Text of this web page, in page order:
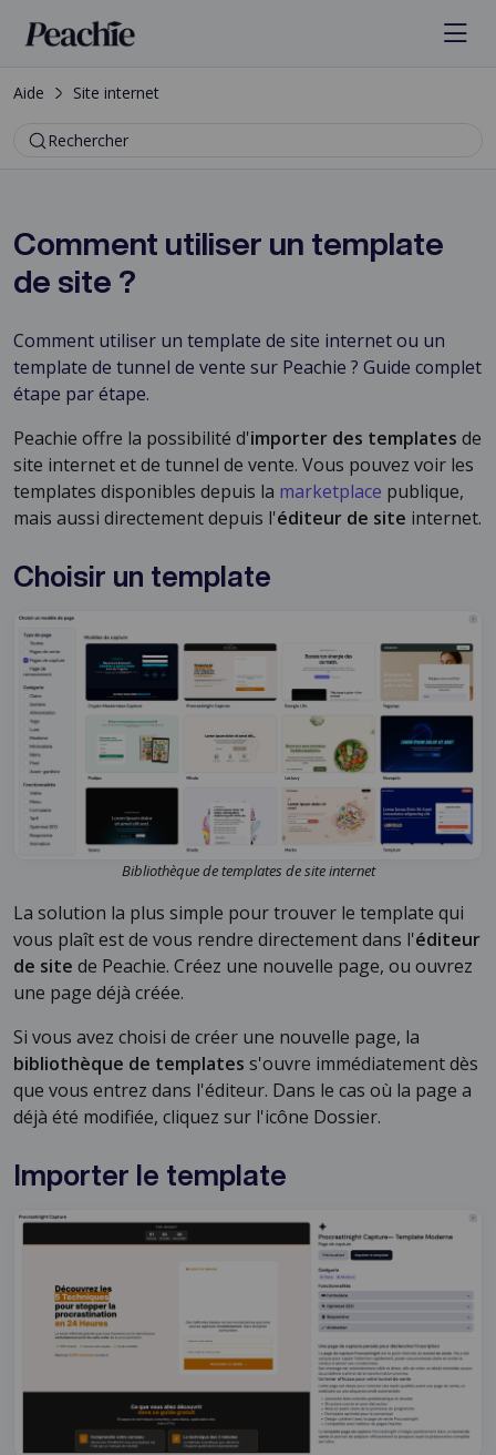
Aide Site internet
Rechercher
Comment utiliser un template
de site ?
Comment utiliser un template de site internet ou un
template de tunnel de vente sur Peachie ? Guide complet
étape par étape.
Peachie offre la possibilité d'importer des templates de
site internet et de tunnel de vente. Vous pouvez voir les
templates disponibles depuis la marketplace publique,
mais aussi directement depuis l'éditeur de site internet.
Choisir un template
Bibliothèque de templates de site internet
La solution la plus simple pour trouver le template qui
vous plaît est de vous rendre directement dans l'éditeur
de site de Peachie. Créez une nouvelle page, ou ouvrez
une page déjà créée.
Si vous avez choisi de créer une nouvelle page, la
bibliothèque de templates s'ouvre immédiatement dès
que vous entrez dans l'éditeur. Dans le cas où la page a
déjà été modifiée, cliquez sur l'icône Dossier.
Importer le template